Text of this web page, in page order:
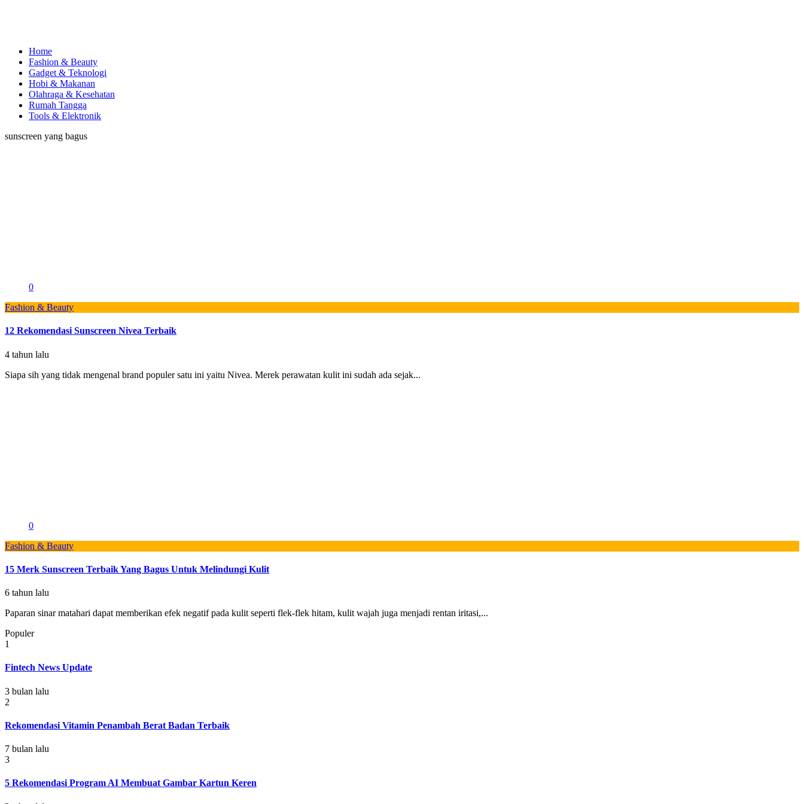
Home
Fashion & Beauty
Gadget & Teknologi
Hobi & Makanan
Olahraga & Kesehatan
Rumah Tangga
Tools & Elektronik
sunscreen yang bagus
0
Fashion & Beauty
12 Rekomendasi Sunscreen Nivea Terbaik
4 tahun lalu
Siapa sih yang tidak mengenal brand populer satu ini yaitu Nivea. Merek perawatan kulit ini sudah ada sejak...
0
Fashion & Beauty
15 Merk Sunscreen Terbaik Yang Bagus Untuk Melindungi Kulit
6 tahun lalu
Paparan sinar matahari dapat memberikan efek negatif pada kulit seperti flek-flek hitam, kulit wajah juga menjadi rentan iritasi,...
Populer
1
Fintech News Update
3 bulan lalu
2
Rekomendasi Vitamin Penambah Berat Badan Terbaik
7 bulan lalu
3
5 Rekomendasi Program AI Membuat Gambar Kartun Keren